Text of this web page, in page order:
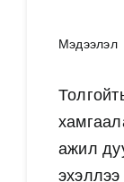
Мэдээлэл
ажил
эхэллээ